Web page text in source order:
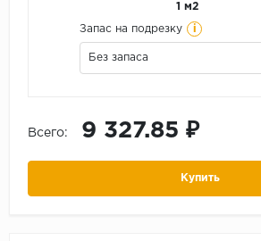
1 м2
Запас на подрезку i
Без запаса
Всего: 9 327.85 ₽
Купить